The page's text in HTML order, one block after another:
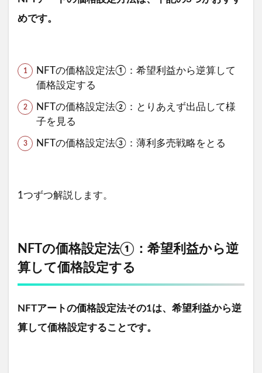
めです。
NFTの価格設定法①：希望利益から逆算して
価格設定する
NFTの価格設定法②：とりあえず出品して様
子を見る
NFTの価格設定法③：薄利多売戦略をとる
1つずつ解説します。
NFTの価格設定法①：希望利益から逆
算して価格設定する
NFTアートの価格設定法その1は、希望利益から逆
算して価格設定することです。